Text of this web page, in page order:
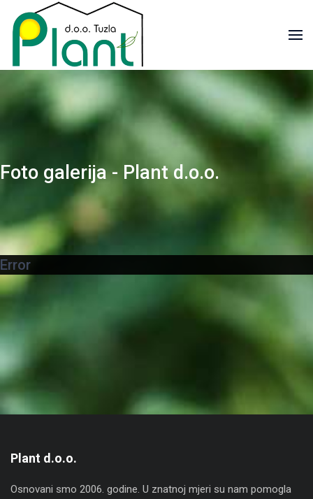
Foto galerija - Plant d.o.o.
Error
Plant d.o.o.
Osnovani smo 2006. godine. U znatnoj mjeri su nam pomogla